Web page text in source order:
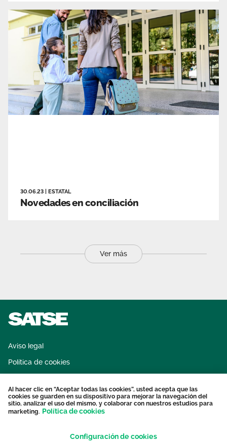
30.06.23 ESTATAL
Novedades en conciliación
Ver más
Aviso legal
Política de cookies
Protección datos personales
Contacto
Al hacer clic en “Aceptar todas las cookies”, usted acepta que las
cookies se guarden en su dispositivo para mejorar la navegación del
sitio, analizar el uso del mismo, y colaborar con nuestros estudios para
marketing. Política de cookies
Configuración de cookies